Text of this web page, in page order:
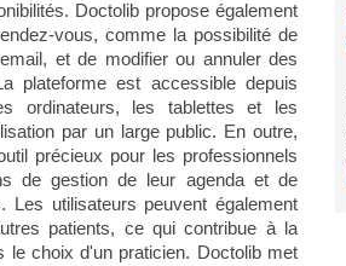
Doctolib propose également
vous, comme la possibilité de
et de modifier ou annuler des
plateforme est accessible depuis
ordinateurs, les tablettes et les
par un large public. En outre,
précieux pour les professionnels
de gestion de leur agenda et de
Les utilisateurs peuvent également
patients, ce qui contribue à la
le choix d'un praticien. Doctolib met